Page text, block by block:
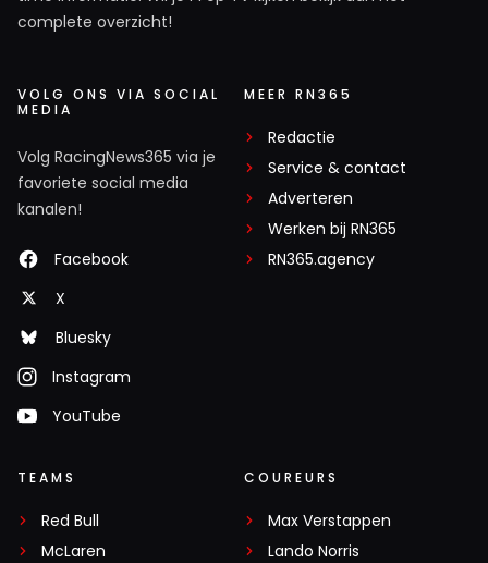
complete overzicht!
VOLG ONS VIA SOCIAL
MEDIA
Volg RacingNews365 via je
favoriete social media
kanalen!
Facebook
X
Bluesky
Instagram
YouTube
MEER RN365
Redactie
Service & contact
Adverteren
Werken bij RN365
RN365.agency
TEAMS
Red Bull
McLaren
COUREURS
Max Verstappen
Lando Norris